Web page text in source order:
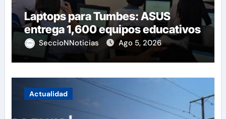
Laptops para Tumbes: ASUS
entrega 1,600 equipos educativos
SeccioNNoticias Ago 5, 2026
Actualidad